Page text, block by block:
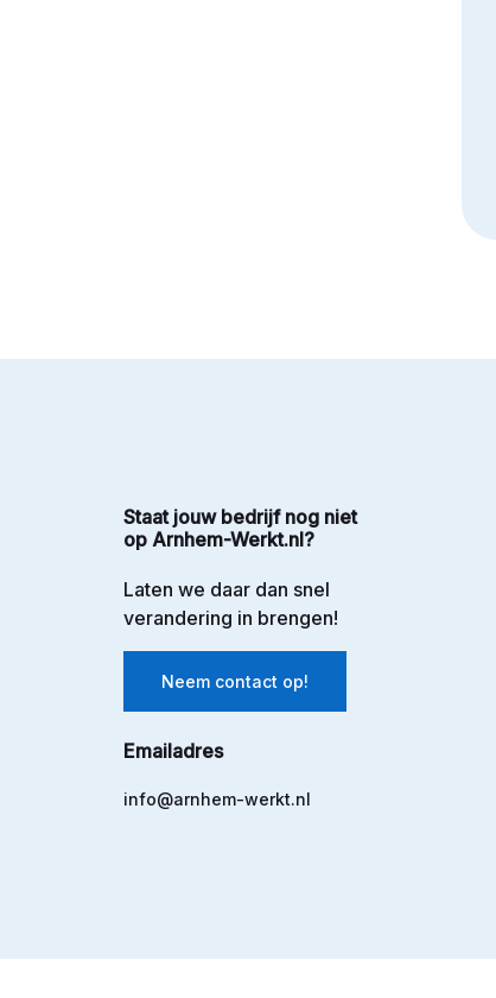
Staat jouw bedrijf nog niet
op Arnhem-Werkt.nl?
Laten we daar dan snel
verandering in brengen!
Neem contact op!
Emailadres
info@arnhem-werkt.nl